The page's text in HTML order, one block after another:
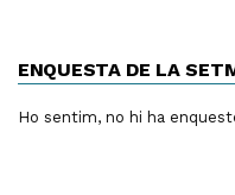
ENQUESTA DE LA
Ho sentim, no hi ha